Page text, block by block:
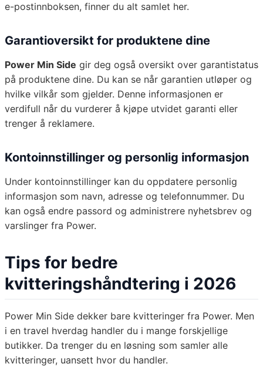
e-postinnboksen, finner du alt samlet her.
Garantioversikt for produktene dine
Power Min Side gir deg også oversikt over garantistatus
på produktene dine. Du kan se når garantien utløper og
hvilke vilkår som gjelder. Denne informasjonen er
verdifull når du vurderer å kjøpe utvidet garanti eller
trenger å reklamere.
Kontoinnstillinger og personlig informasjon
Under kontoinnstillinger kan du oppdatere personlig
informasjon som navn, adresse og telefonnummer. Du
kan også endre passord og administrere nyhetsbrev og
varslinger fra Power.
Tips for bedre
kvitteringshåndtering i 2026
Power Min Side dekker bare kvitteringer fra Power. Men
i en travel hverdag handler du i mange forskjellige
butikker. Da trenger du en løsning som samler alle
kvitteringer, uansett hvor du handler.